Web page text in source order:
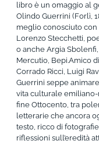
libro è un omaggio al
Olindo Guerrini (Forlì,
meglio conosciuto
Lorenzo Stecchetti,
o anche Argia
Mercutio, Bepi.Amico
Corrado Ricci, Luigi
Guerrini seppe
vita culturale
fine Ottocento, tra
letterarie che ancora
testo, ricco di
riflessioni sull’eredità